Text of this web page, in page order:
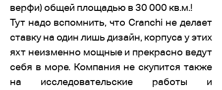
верфи) общей площадью в 30 000 кв.м.!
Тут надо вспомнить, что Cranchi не делает
ставку на один лишь дизайн, корпуса у этих
яхт неизменно мощные и прекрасно ведут
себя в море. Компания не скупится также
на исследовательские работы и